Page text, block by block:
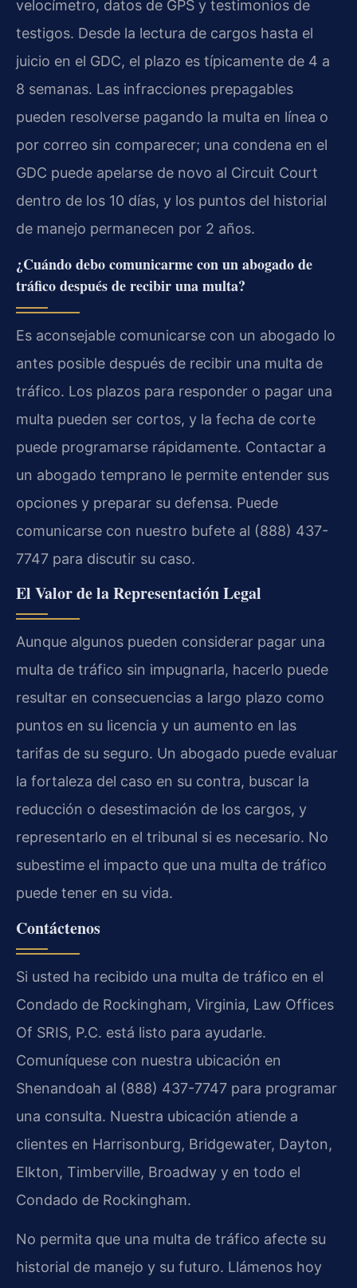
velocímetro, datos de GPS y testimonios de
testigos. Desde la lectura de cargos hasta el
juicio en el GDC, el plazo es típicamente de 4 a
8 semanas. Las infracciones prepagables
pueden resolverse pagando la multa en línea o
por correo sin comparecer; una condena en el
GDC puede apelarse de novo al Circuit Court
dentro de los 10 días, y los puntos del historial
de manejo permanecen por 2 años.
¿Cuándo debo comunicarme con un abogado de
tráfico después de recibir una multa?
Es aconsejable comunicarse con un abogado lo
antes posible después de recibir una multa de
tráfico. Los plazos para responder o pagar una
multa pueden ser cortos, y la fecha de corte
puede programarse rápidamente. Contactar a
un abogado temprano le permite entender sus
opciones y preparar su defensa. Puede
comunicarse con nuestro bufete al (888) 437-
7747 para discutir su caso.
El Valor de la Representación Legal
Aunque algunos pueden considerar pagar una
multa de tráfico sin impugnarla, hacerlo puede
resultar en consecuencias a largo plazo como
puntos en su licencia y un aumento en las
tarifas de su seguro. Un abogado puede evaluar
la fortaleza del caso en su contra, buscar la
reducción o desestimación de los cargos, y
representarlo en el tribunal si es necesario. No
subestime el impacto que una multa de tráfico
puede tener en su vida.
Contáctenos
Si usted ha recibido una multa de tráfico en el
Condado de Rockingham, Virginia, Law Offices
Of SRIS, P.C. está listo para ayudarle.
Comuníquese con nuestra ubicación en
Shenandoah al (888) 437-7747 para programar
una consulta. Nuestra ubicación atiende a
clientes en Harrisonburg, Bridgewater, Dayton,
Elkton, Timberville, Broadway y en todo el
Condado de Rockingham.
No permita que una multa de tráfico afecte su
historial de manejo y su futuro. Llámenos hoy